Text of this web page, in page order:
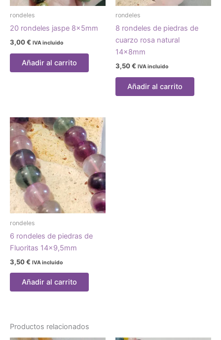
rondeles
20 rondeles jaspe 8x5mm
3,00€ IVA incluido
Añadir al carrito
rondeles
8 rondeles de piedras de
cuarzo rosa natural
14x8mm
3,50€ IVA incluido
Añadir al carrito
rondeles
6 rondeles de piedras de
Fluoritas 14×9,5mm
3,50€ IVA incluido
Añadir al carrito
Productos relacionados